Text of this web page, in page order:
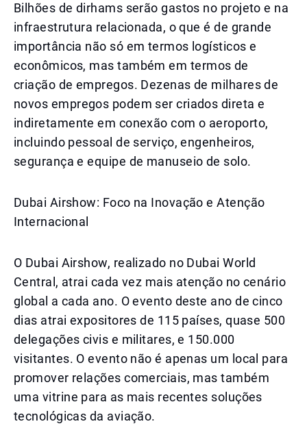
Bilhões de dirhams serão gastos no projeto e na
infraestrutura relacionada, o que é de grande
importância não só em termos logísticos e
econômicos, mas também em termos de
criação de empregos. Dezenas de milhares de
novos empregos podem ser criados direta e
indiretamente em conexão com o aeroporto,
incluindo pessoal de serviço, engenheiros,
segurança e equipe de manuseio de solo.
Dubai Airshow: Foco na Inovação e Atenção
Internacional
O Dubai Airshow, realizado no Dubai World
Central, atrai cada vez mais atenção no cenário
global a cada ano. O evento deste ano de cinco
dias atrai expositores de 115 países, quase 500
delegações civis e militares, e 150.000
visitantes. O evento não é apenas um local para
promover relações comerciais, mas também
uma vitrine para as mais recentes soluções
tecnológicas da aviação.